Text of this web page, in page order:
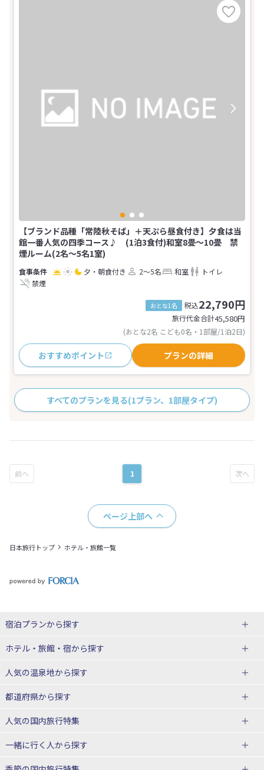
【ブランド品種「常陸秋そば」＋天ぷら昼食付き】夕食は当
館一番人気の四季コース♪ (1泊3食付)和室8畳～10畳 禁
煙ルーム(2名～5名1室)
夕・朝食付き 2～5名 和室
トイレ
禁煙
おとな1名 税込22,790円
旅行代金合計45,580円
(おとな2名 こども0名・1部屋/1泊2日)
おすすめポイント プランの詳細
すべてのプランを見る(1プラン、1部屋タイプ)
1
ページ上部へ
日本旅行トップ ホテル・旅館一覧
宿泊プランから探す
北海道
東北
青森県
宮城県
山形県
関東
ホテル・旅館・宿から探す
北海道ホテル・旅館
青森県ホテル・旅館
宮城県ホテル・旅館
山形県ホテル・旅館
人気の温泉地から探す
北海道
湯の川温泉(北海道)
十勝川温泉(北海道)
洞爺湖温泉(北海道)
都道府県から探す
北海道旅行・ツアー
東北
人気の国内旅行特集
東京ディズニーリゾート®への旅
ユニバーサル・スタジオ・ジャパ
一緒に行く人から探す